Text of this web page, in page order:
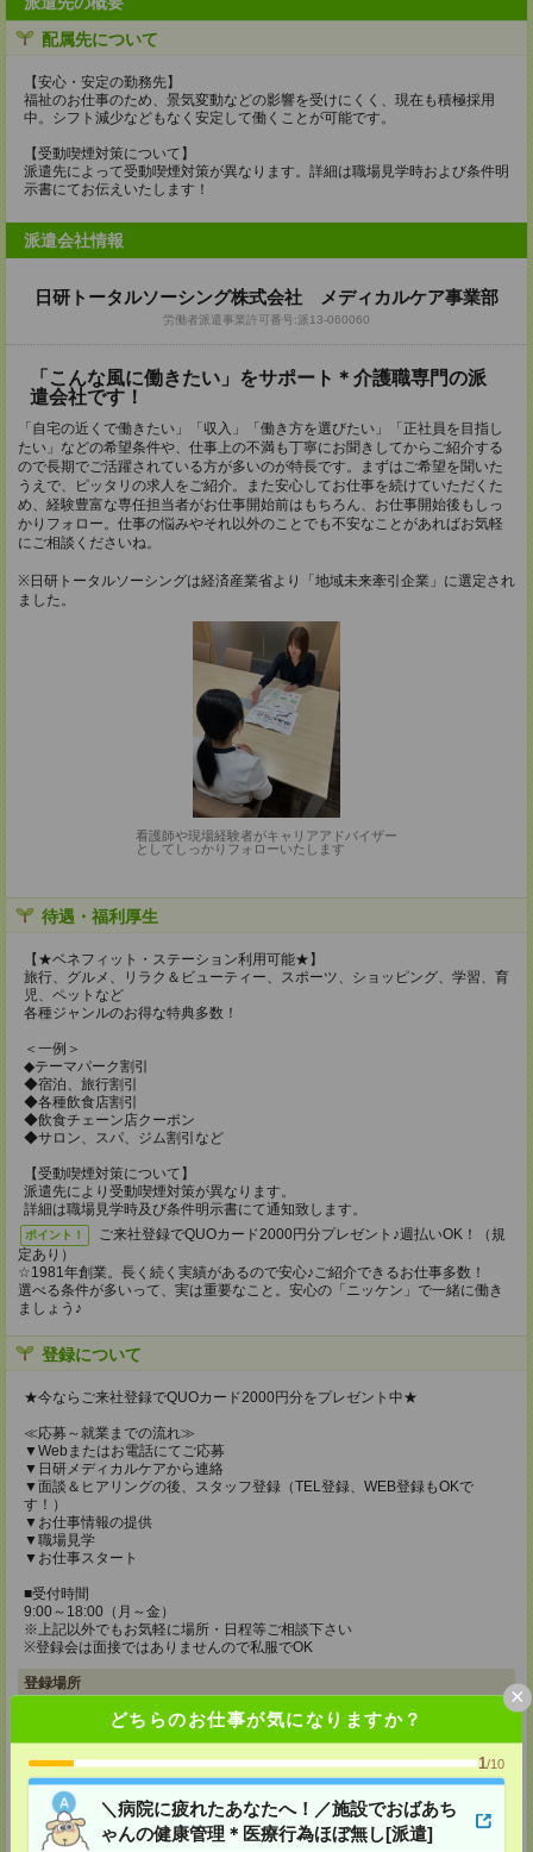
どちらのお仕事が気になりますか？
1/10
＼病院に疲れたあなたへ！／施設でおばあち
ゃんの健康管理＊医療行為ほぼ無し[派遣]
×
配属先について
【安心・安定の勤務先】
福祉のお仕事のため、景気変動などの影響を受けにくく、現在も積極採用
中。シフト減少などもなく安定して働くことが可能です。
【受動喫煙対策について】
派遣先によって受動喫煙対策が異なります。詳細は職場見学時および条件明
示書にてお伝えいたします！
派遣会社情報
日研トータルソーシング株式会社 メディカルケア事業部
労働者派遣事業許可番号:派13-060060
「こんな風に働きたい」をサポート＊介護職専門の派
遣会社です！
「自宅の近くで働きたい」「収入」「働き方を選びたい」「正社員を目指し
たい」などの希望条件や、仕事上の不満も丁寧にお聞きしてからご紹介する
ので長期でご活躍されている方が多いのが特長です。まずはご希望を聞いた
うえで、ピッタリの求人をご紹介。また安心してお仕事を続けていただくた
め、経験豊富な専任担当者がお仕事開始前はもちろん、お仕事開始後もしっ
かりフォロー。仕事の悩みやそれ以外のことでも不安なことがあればお気軽
にご相談くださいね。
※日研トータルソーシングは経済産業省より「地域未来牽引企業」に選定され
ました。
看護師や現場経験者がキャリアアドバイザー
としてしっかりフォローいたします
待遇・福利厚生
【★ベネフィット・ステーション利用可能★】
旅行、グルメ、リラク＆ビューティー、スポーツ、ショッピング、学習、育
児、ペットなど
各種ジャンルのお得な特典多数！
＜一例＞
◆テーマパーク割引
◆宿泊、旅行割引
◆各種飲食店割引
◆飲食チェーン店クーポン
◆サロン、スパ、ジム割引など
【受動喫煙対策について】
派遣先により受動喫煙対策が異なります。
詳細は職場見学時及び条件明示書にて通知致します。
ポイント！
ご来社登録でQUOカード2000円分プレゼント♪週払いOK！（規
定あり）
☆1981年創業。長く続く実績があるので安心♪ご紹介できるお仕事多数！
選べる条件が多いって、実は重要なこと。安心の「ニッケン」で一緒に働き
ましょう♪
登録について
★今ならご来社登録でQUOカード2000円分をプレゼント中★
≪応募～就業までの流れ≫
▼Webまたはお電話にてご応募
▼日研メディカルケアから連絡
▼面談＆ヒアリングの後、スタッフ登録（TEL登録、WEB登録もOKで
す！）
▼お仕事情報の提供
▼職場見学
▼お仕事スタート
■受付時間
9:00～18:00（月～金）
※上記以外でもお気軽に場所・日程等ご相談下さい
※登録会は面接ではありませんので私服でOK
登録場所
メディカルケア事業部 仙台オフィス
宮城県仙台市青葉区本町1-2-20 KDX仙台ビル4F
TEL：0120-802-179
MAIL：tenshoku@nikken-ts.jp
担当：採用担当
メディカルケア事業部 郡山オフィス